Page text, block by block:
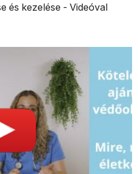
és kezelése - Videóval